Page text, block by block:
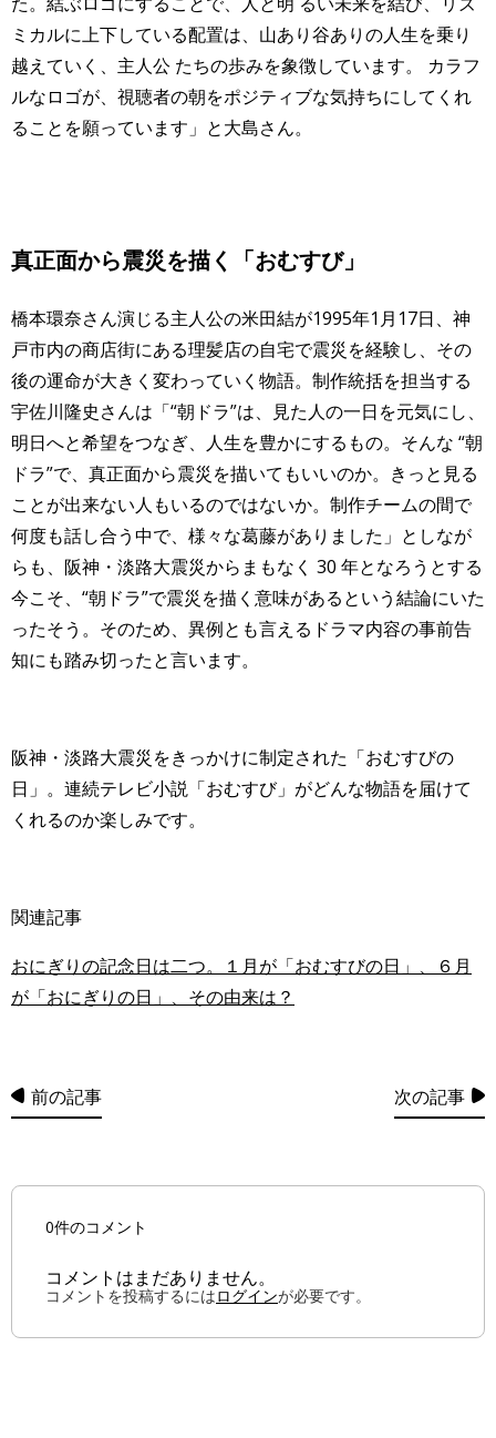
ミカルに上下している配置は、山あり谷ありの人生を乗り
越えていく、主人公 たちの歩みを象徴しています。 カラフ
ルなロゴが、視聴者の朝をポジティブな気持ちにしてくれ
ることを願っています」と大島さん。
真正面から震災を描く「おむすび」
橋本環奈さん演じる主人公の米田結が1995年1月17日、神
戸市内の商店街にある理髪店の自宅で震災を経験し、その
後の運命が大きく変わっていく物語。 制作統括を担当する
宇佐川隆史さんは「“朝ドラ”は、見た人の一日を元気にし、
明日へと希望をつなぎ、人生を豊かにするもの。そんな “朝
ドラ”で、真正面から震災を描いてもいいのか。きっと見る
ことが出来ない人もいるのではないか。制作チームの間で
何度も話し合う中で、様々な葛藤がありました」としなが
らも、阪神 ・淡路大震災からまもなく 30 年となろうとする
今こそ、“朝ドラ”で震災を描く意味があるという結論にいた
ったそう。そのため、異例とも言えるドラマ内容の事前告
知にも踏み切ったと言います。
阪神・淡路大震災をきっかけに制定された「おむすびの
日」。連続テレビ小説「おむすび」がどんな物語を届けて
くれるのか楽しみです。
関連記事
おにぎりの記念日は二つ。１月が「おむすびの日」、６月
が「おにぎりの日」、その由来は？
前の記事 次の記事
0件のコメント
コメントはまだありません。
コメントを投稿するにはログインが必要です。